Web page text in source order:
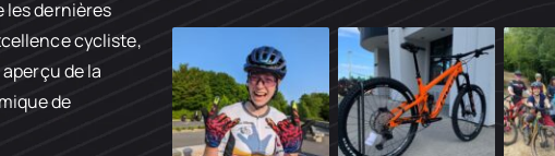
dernières
cycliste,
de la
de